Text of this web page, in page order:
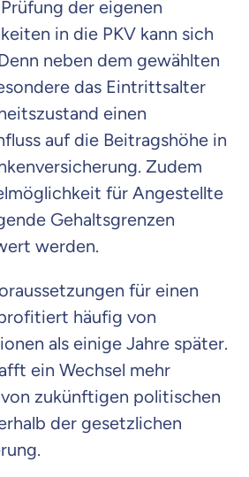
der eigenen
in die PKV kann sich
neben dem gewählten
das Eintrittsalter
einen
auf die Beitragshöhe in
Zudem
für Angestellte
Gehaltsgrenzen
werden.
für einen
häufig von
als einige Jahre später.
ein Wechsel mehr
zukünftigen politischen
der gesetzlichen